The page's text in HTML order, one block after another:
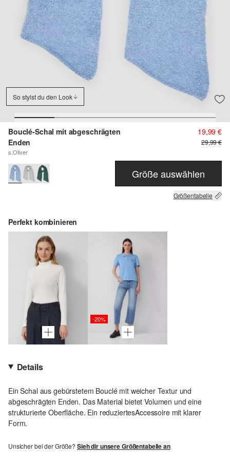
So stylst du den Look
Bouclé-Schal mit abgeschrägten
Enden
s.Oliver
19,99 €
29,99 €
Größe auswählen
Größentabelle
Perfekt kombinieren
-20%
Details
Ein Schal aus gebürstetem Bouclé mit weicher Textur und
abgeschrägten Enden. Das Material bietet Volumen und eine
strukturierte Oberfläche. Ein reduziertesAccessoire mit klarer
Form.
Unsicher bei der Größe? Sieh dir unsere Größentabelle an